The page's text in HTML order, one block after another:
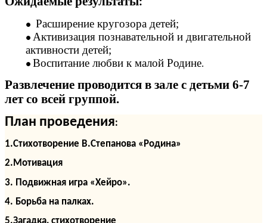
Расширение кругозора детей;
Активизация познавательной и двигательной
активности детей;
Воспитание любви к малой Родине.
Развлечение проводится в зале с детьми 6-7
лет со всей группой.
План проведения:
1.Стихотворение В.Степанова «Родина»
2.Мотивация
3. Подвижная игра «Хейро».
4. Борьба на палках.